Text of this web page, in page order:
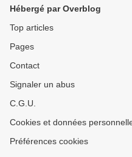
Hébergé par Overblog
Top articles
Pages
Contact
Signaler un abus
C.G.U.
Cookies et données
Préférences cookies